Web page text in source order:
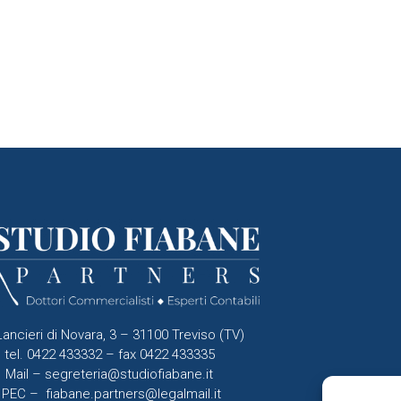
di Novara, 3 – 31100 Treviso (TV)
tel. 0422 433332 – fax 0422 433335
Mail – segreteria@studiofiabane.it
– fiabane.partners@legalmail.it